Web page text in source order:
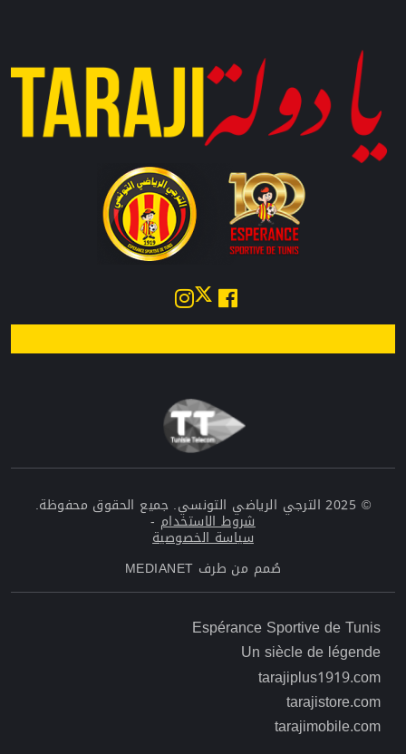
© 2025 الترجي الرياضي التونسي. جميع الحقوق محفوظة.
شروط الاستخدام -
سياسة الخصوصية
صُمم من طرف MEDIANET
Menu top left Footer
Espérance Sportive de Tunis
Un siècle de légende
Menu top right Footer
tarajiplus1919.com
tarajistore.com
tarajimobile.com